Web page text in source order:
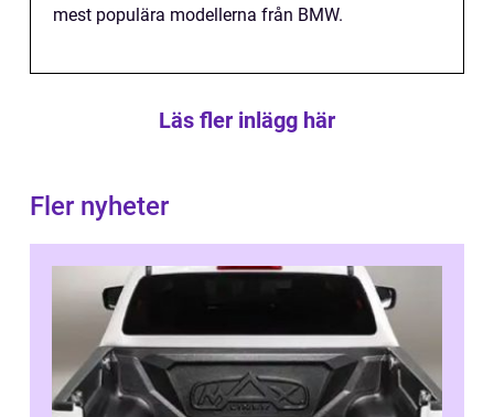
mest populära modellerna från BMW.
Läs fler inlägg här
Fler nyheter